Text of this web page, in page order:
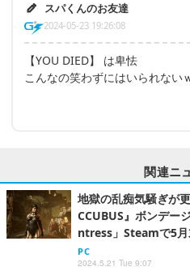
スパくんのお友達
2024-05-23 19:26:08
【YOU DIED】 は卑怯
こんなの笑わずにはいられない
関連ニ
地獄の乱痴気騒ぎが
CCUBUS』ボンデー
ntress」Steamで5
PC
2024.5.21 Tue 9:07